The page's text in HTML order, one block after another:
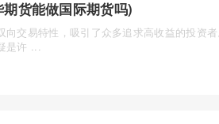
货能做国际期货吗)
向交易特性，吸引了众多追求高收益的投资
是许 ...